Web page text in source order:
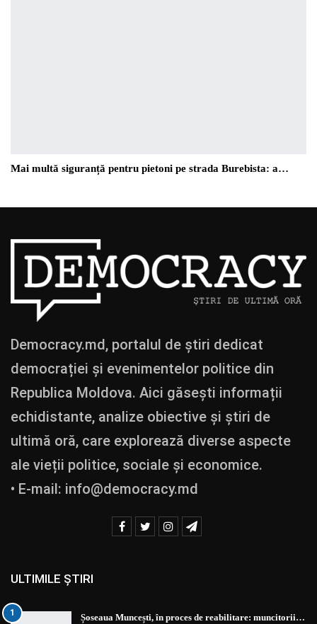
Mai multă siguranță pentru pietoni pe strada Burebista: a…
Democracy.md, portalul de știri dedicat
democrației și evenimentelor politice din
Republica Moldova. Aici găsești informații
echidistante, analize obiective și știri de
ultimă oră, care explorează diverse aspecte
ale vieții politice, sociale și economice.
• E-mail: info@democracy.md
ULTIMILE ȘTIRI
1 Șoseaua Muncești, în proces de reabilitare: muncitorii…